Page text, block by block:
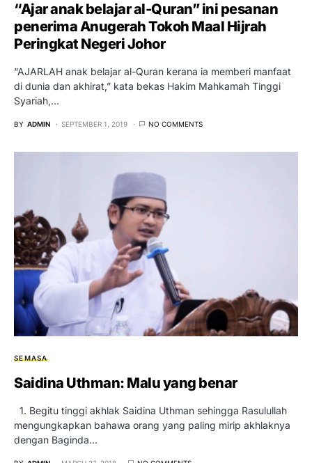
“Ajar anak belajar al-Quran” ini pesanan
penerima Anugerah Tokoh Maal Hijrah
Peringkat Negeri Johor
“AJARLAH anak belajar al-Quran kerana ia memberi manfaat
di dunia dan akhirat,” kata bekas Hakim Mahkamah Tinggi
Syariah,…
BY ADMIN SEPTEMBER 1, 2019 NO COMMENTS
SEMASA
Saidina Uthman: Malu yang benar
1. Begitu tinggi akhlak Saidina Uthman sehingga Rasulullah
mengungkapkan bahawa orang yang paling mirip akhlaknya
dengan Baginda…